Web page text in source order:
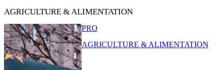
AGRICULTURE & ALIMENTATION
PRO
AGRICULTURE & ALIMENTATION